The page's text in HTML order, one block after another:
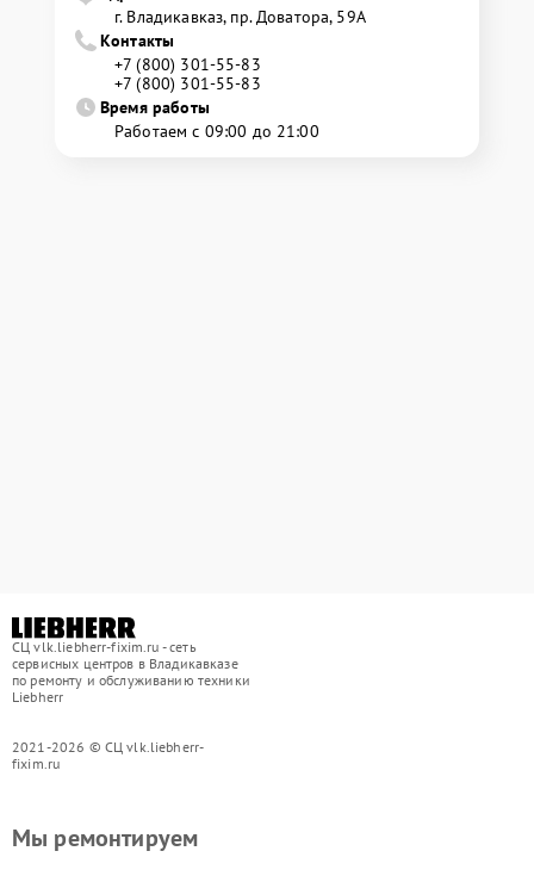
г. Владикавказ, пр. Доватора, 59А
Контакты
+7 (800) 301-55-83
+7 (800) 301-55-83
Время работы
Работаем с 09:00 до 21:00
СЦ vlk.liebherr-fixim.ru - сеть
сервисных центров в Владикавказе
по ремонту и обслуживанию техники
Liebherr
2021-2026 © СЦ vlk.liebherr-
fixim.ru
Мы ремонтируем